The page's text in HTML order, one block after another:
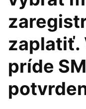
zaplatiť.
príde